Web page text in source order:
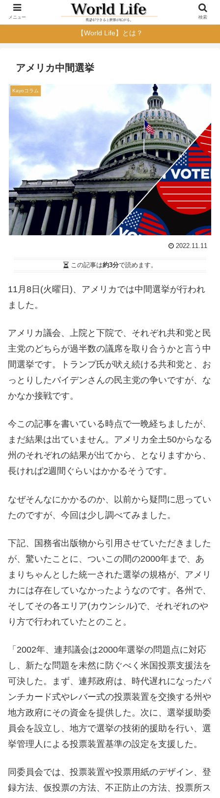
【World Life】とは？
アメリカ中間選挙
Kayoコラム
2022.11.11
この記事は約3分で読めます。
11月8日(火曜日)、アメリカでは中間選挙が行われ
ました。
アメリカ議会、上院と下院で、それぞれ共和党と民
主党のどちらが過半数の議席を取り合うかと言う中
間選挙です。トランプ氏が吠え続ける共和党と、お
っとりしたバイデンさんの民主党の争いですが、な
かなか接戦です。
今この記事を書いている時点で一晩経ちましたが、
まだ結果は出ていません。アメリカ全土50からなる
州のそれぞれの結果が出てから、となりますから、
長ければ2週間ぐらいはかかるそうです。
なぜそんなにかかるのか、以前から疑問に思ってい
たのですが、今回は少し調べてみました。
下記、国務省出版物から引用させていただきました
が、驚いたことに、ついこの間の2000年まで、あ
まりちゃんとした統一された選挙の規格が、アメリ
カには存在していなかったようなのです。各州で、
そしてその各エリア(カウンシル)で、それぞれのや
り方で行われていたとのこと。
「2002年、連邦議会は2000年選挙の問題点に対応
し、新たな問題を未然に防ぐべく米国投票支援法を
可決した。まず、連邦政府は、時代遅れになったパ
ンチカード式やレバー式の投票装置を交換する州や
地方政府にその資金を提供した。次に、選挙援助委
員会を設立し、地方で選挙の技術的援助を行い、選
挙管理人による投票装置基準の設定を支援した。
同委員会では、投票装置や投票用紙のデザイン、登
録方法、仮投票の方法、不正防止の方法、投票所ス
メニュー 検索